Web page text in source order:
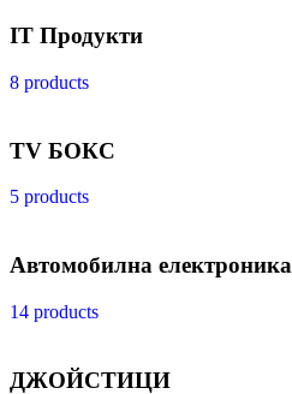
IT Продукти
8 products
TV БОКС
5 products
Автомобилна електроника
14 products
ДЖОЙСТИЦИ